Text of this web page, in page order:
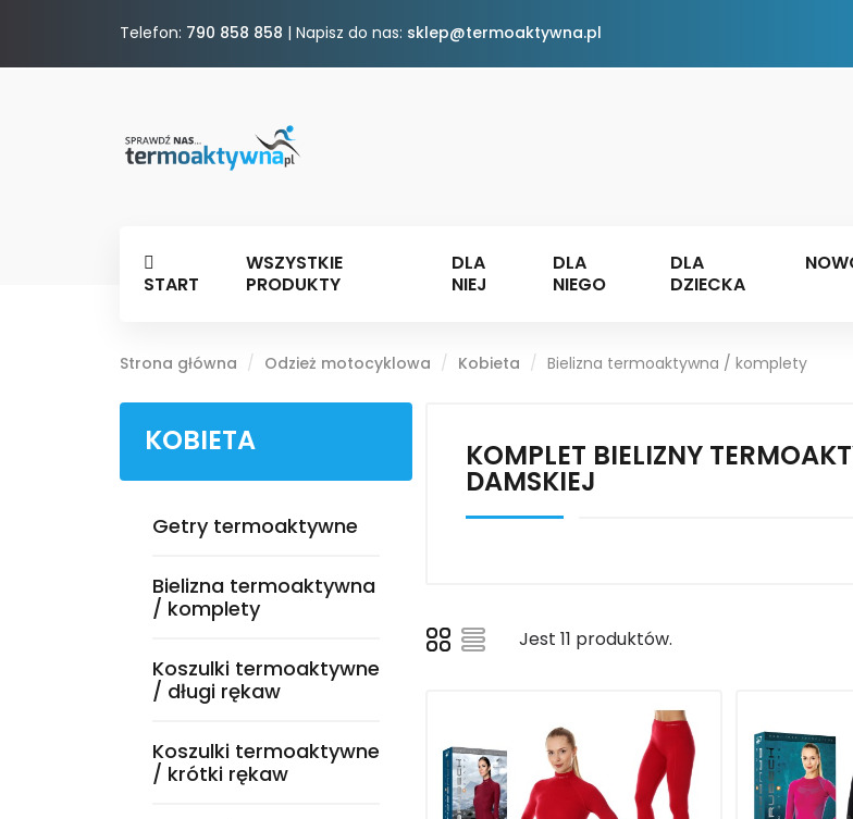
Telefon: 790 858 858 | Napisz do nas: sklep@termoaktywna.pl
START
WSZYSTKIE
PRODUKTY
DLA
NIEJ
DLA
NIEGO
DLA
DZIECKA
Strona główna Odzież motocyklowa Kobieta Bielizna termoaktywna / komplety
KOBIETA
Getry termoaktywne
Bielizna termoaktywna
/ komplety
Koszulki termoaktywne
/ długi rękaw
Koszulki termoaktywne
/ krótki rękaw
KOMPLET BIELIZNY
DAMSKIEJ
Jest 11 produktów.